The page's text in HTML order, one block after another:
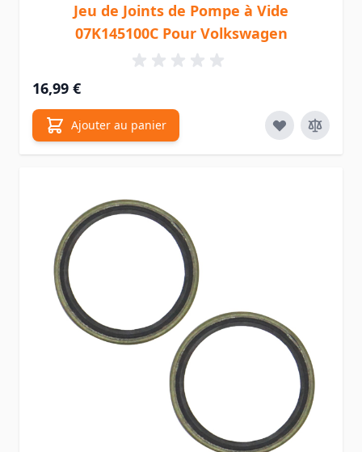
Jeu de Joints de Pompe à Vide
07K145100C Pour Volkswagen
16,99 €
Ajouter au panier